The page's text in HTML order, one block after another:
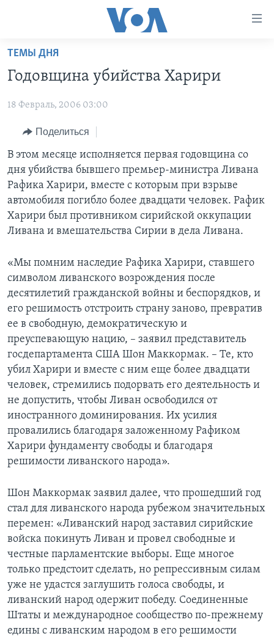
Перейти
основной
Перейти
навигации
Перейти
поиск
ПРОГРАММЫ
АМЕРИКА
НОВОСТИ ЗА МИНУТУ
ИТОГИ
ПОЧЕМУ ЭТО ВАЖНО?
ДИСКУССИЯ VOA
ДЕТАЛИ
АМЕРИКА. БОЛЬШОЕ ПУТЕШЕСТВИЕ
ПРОЕКТЫ
УЧИМ АНГЛИЙСКИЙ
НАША АМЕРИКАНСКАЯ ИСТОРИЯ
А КАК В АМЕРИКЕ?
АРТЕФАКТЫ
АМЕРИКАНСКИЕ ГОРОДКИ
ЭКСПЕРТИЗА
ИНТЕРВЬЮ
ФАКТЫ ПРОТИВ ФЕЙКОВ
ЗА СВОБОДУ ПРЕССЫ
УЧИМ АНГЛИЙСКИЙ
ПОДПИСКА НА НОВОСТИ
Learning English
СОЦИАЛЬНЫЕ СЕТИ
Языки
ТЕМЫ ДНЯ
Годовщина убийства Харири
18 Февраль, 2006 03:00
Поделиться
В этом месяце исполняется первая годовщина со
дня убийства бывшего премьер-министра Ливана
Рафика Харири, вместе с которым при взрыве
автомобиля погибло более двадцати человек. Рафик
Харири был противником сирийской оккупации
Ливана и вмешательства Сирии в дела Ливана.
«Мы помним наследие Рафика Харири, ставшего
символом ливанского возрождения после
десятилетий гражданской войны и беспорядков, и
его решимость отстроить страну заново, превратив
ее в свободную, демократическую и
преуспевающую нацию, – заявил представитель
госдепартамента США Шон Маккормак. – Те, кто
убил Харири и вместе с ним еще более двадцати
человек, стремились подорвать его деятельность и
не допустить, чтобы Ливан освободился от
иностранного доминирования. Их усилия
провалились благодаря заложенному Рафиком
Харири фундаменту свободы и благодаря
решимости ливанского народа».
Шон Маккормак заявил далее, что прошедший год
стал для ливанского народа рубежом значительных
перемен: «Ливанский народ заставил сирийские
войска покинуть Ливан и провел свободные и
честные парламентские выборы. Еще многое
только предстоит сделать, но репрессивным силам
уже не удастся заглушить голоса свободы, и
ливанский народ одержит победу. Соединенные
Штаты и международное сообщество по-прежнему
едины с ливанским народом в его решимости